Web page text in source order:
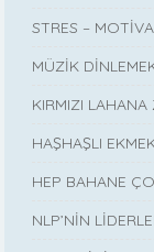
STRES –
MÜZİK
KIRMIZI LAHANA
HAŞHAŞLI
HEP BAHANE
NLP’NİN